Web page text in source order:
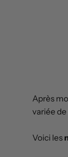
Après
variée
Voici les